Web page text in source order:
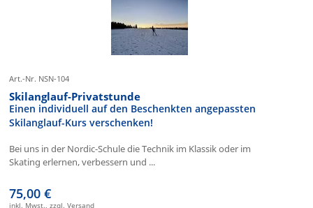
Art.-Nr. NSN-104
Skilanglauf-Privatstunde
Einen individuell auf den Beschenkten angepassten
Skilanglauf-Kurs verschenken!
Bei uns in der Nordic-Schule die Technik im Klassik oder im
Skating erlernen, verbessern und ...
75,00 €
inkl. Mwst., zzgl. Versand